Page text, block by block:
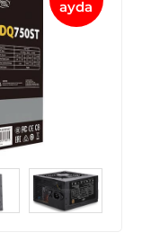
ayda